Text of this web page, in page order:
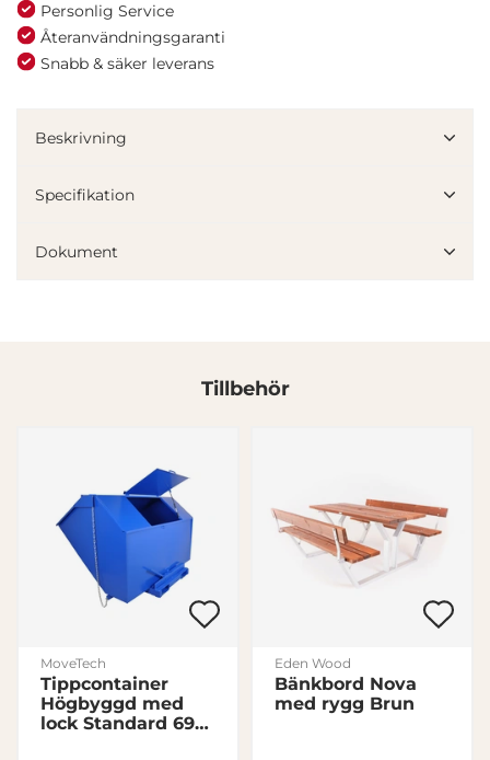
och annonserna till användarna, tillhandahålla funktioner
för sociala medier och analysera vår trafik. Vi
vidarebefordrar även sådana identifierare och annan
information från din enhet till de sociala medier och
annons- och analysföretag som vi samarbetar med.
Dessa kan i sin tur kombinera informationen med annan
samlat in när du har använt deras tjänster.
Samtyckesval
Nödvändig
Personlig Service
Återanvändningsgaranti
Snabb & säker leverans
Beskrivning
Specifikation
Dokument
Tillbehör
MoveTech
Tippcontainer
Högbyggd med
lock Standard 690
Eden Wood
Bänkbord Nova
med rygg Brun